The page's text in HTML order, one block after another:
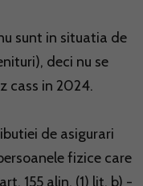
sunt in situatia de
deci nu se
cass in 2024.
de asigurari
fizice care
155 alin. (1) lit. b) -